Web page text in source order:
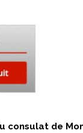
consulat de